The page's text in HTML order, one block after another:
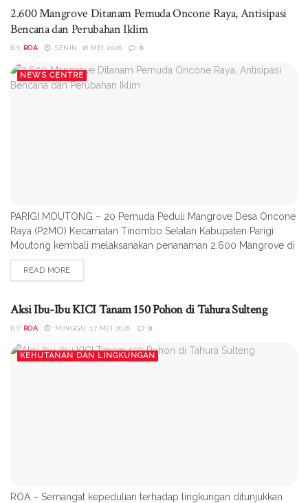
mangrove dan kawasan pesisir Kabupaten Parigi Moutong yang
dilaksanakan Relawan untuk...
2.600 Mangrove Ditanam Pemuda Oncone Raya, Antisipasi
Bencana dan Perubahan Iklim
BY ROA SENIN, 18 MEI 2026 0
NEWS CENTRE
PARIGI MOUTONG – 20 Pemuda Peduli Mangrove Desa Oncone
Raya (P2MO) Kecamatan Tinombo Selatan Kabupaten Parigi
Moutong kembali melaksanakan penanaman 2.600 Mangrove di
kawasan pesisir pantai sebagai bentuk kepedulian dalam
mengantisipasi terjadinya bencana dan perubahan iklim,
penanaman setelah sebelumnya telah menanam 5.100
mangrove pada...
READ MORE
Aksi Ibu-Ibu KICI Tanam 150 Pohon di Tahura Sulteng
BY ROA MINGGU, 17 MEI 2026 0
KEHUTANAN DAN LINGKUNGAN
ROA – Semangat kepedulian terhadap lingkungan ditunjukkan